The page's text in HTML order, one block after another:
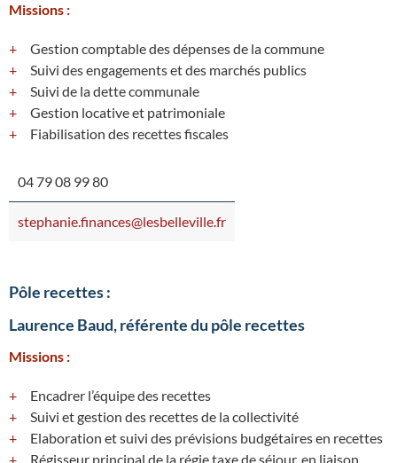
Missions :
Gestion comptable des dépenses de la commune
Suivi des engagements et des marchés publics
Suivi de la dette communale
Gestion locative et patrimoniale
Fiabilisation des recettes fiscales
04 79 08 99 80
stephanie.finances@lesbelleville.fr
Pôle recettes :
Laurence Baud, référente du pôle recettes
Missions :
Encadrer l’équipe des recettes
Suivi et gestion des recettes de la collectivité
Elaboration et suivi des prévisions budgétaires en recettes
Régisseur principal de la régie taxe de séjour, en liaison